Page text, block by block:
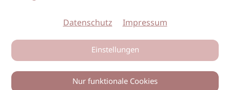
Datenschutz Impressum
Einstellungen
Nur funktionale Cookies